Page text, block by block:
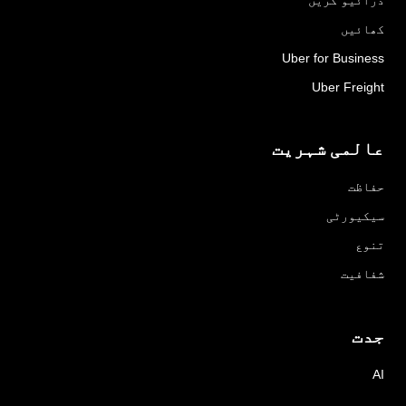
کھائیں
Uber for Business
Uber Freight
عالمی شہریت
حفاظت
سیکیورٹی
تنوع
شفافیت
جدت
AI